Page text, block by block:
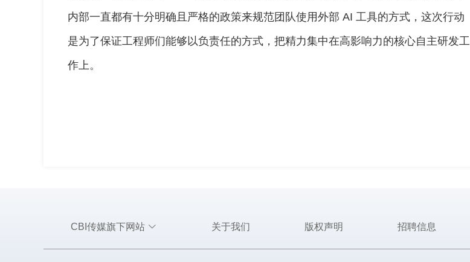
内部一直都有十分明确且严格的政策来规范团队使用外部 AI 工具的方式，这次行动
是为了保证工程师们能够以负责任的方式，把精力集中在高影响力的核心自主研发工
作上。
CBI传媒旗下网站 关于我们 版权声明 招聘信息